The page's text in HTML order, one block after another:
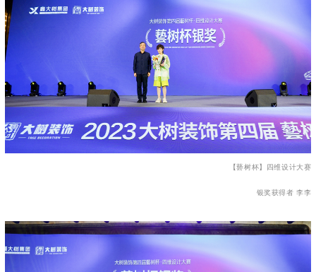
【兿树杯】四维设计大赛
银奖获得者 李李